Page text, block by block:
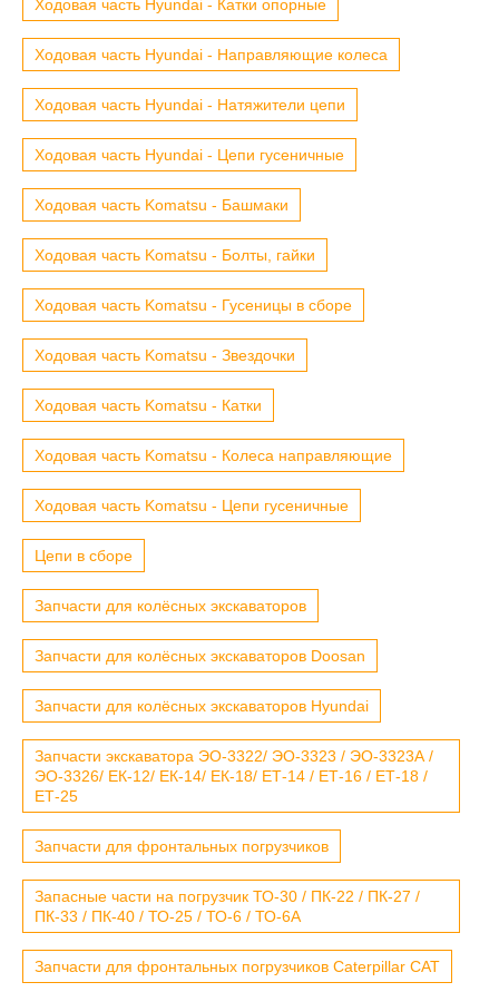
Ходовая часть Hyundai - Катки опорные
Ходовая часть Hyundai - Направляющие колеса
Ходовая часть Hyundai - Натяжители цепи
Ходовая часть Hyundai - Цепи гусеничные
Ходовая часть Komatsu - Башмаки
Ходовая часть Komatsu - Болты, гайки
Ходовая часть Komatsu - Гусеницы в сборе
Ходовая часть Komatsu - Звездочки
Ходовая часть Komatsu - Катки
Ходовая часть Komatsu - Колеса направляющие
Ходовая часть Komatsu - Цепи гусеничные
Цепи в сборе
Запчасти для колёсных экскаваторов
Запчасти для колёсных экскаваторов Doosan
Запчасти для колёсных экскаваторов Hyundai
Запчасти экскаватора ЭО-3322/ ЭО-3323 / ЭО-3323А /
ЭО-3326/ ЕК-12/ ЕК-14/ ЕК-18/ ЕТ-14 / ЕТ-16 / ЕТ-18 /
ЕТ-25
Запчасти для фронтальных погрузчиков
Запасные части на погрузчик ТО-30 / ПК-22 / ПК-27 /
ПК-33 / ПК-40 / ТО-25 / ТО-6 / ТО-6А
Запчасти для фронтальных погрузчиков Caterpillar CAT